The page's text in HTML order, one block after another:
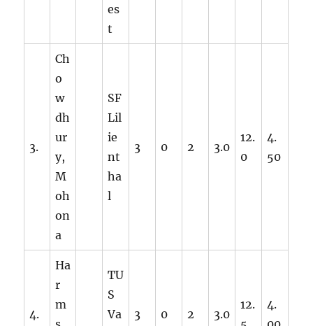
es
t
3.
Ch
o
w
dh
ur
y,
M
oh
on
a
SF
Lil
ie
nt
ha
l
3 0 2 3.0
12.
0
4.
50
4.
Ha
r
m
TU
S
Va
3 0 2 3.0
12.
4.